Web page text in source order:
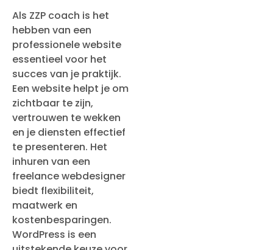
Als ZZP coach is het
hebben van een
professionele website
essentieel voor het
succes van je praktijk.
Een website helpt je om
zichtbaar te zijn,
vertrouwen te wekken
en je diensten effectief
te presenteren. Het
inhuren van een
freelance webdesigner
biedt flexibiliteit,
maatwerk en
kostenbesparingen.
WordPress is een